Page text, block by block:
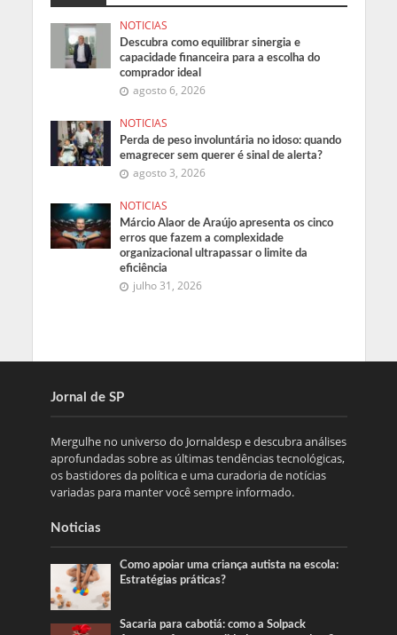
NOTICIAS
Descubra como equilibrar sinergia e
capacidade financeira para a escolha do
comprador ideal
agosto 6, 2026
NOTICIAS
Perda de peso involuntária no idoso: quando
emagrecer sem querer é sinal de alerta?
agosto 3, 2026
NOTICIAS
Márcio Alaor de Araújo apresenta os cinco
erros que fazem a complexidade
organizacional ultrapassar o limite da
eficiência
julho 31, 2026
Jornal de SP
Mergulhe no universo do Jornaldesp e descubra análises
aprofundadas sobre as últimas tendências tecnológicas,
os bastidores da política e uma curadoria de notícias
variadas para manter você sempre informado.
Noticias
Como apoiar uma criança autista na escola:
Estratégias práticas?
Sacaria para cabotiá: como a Solpack